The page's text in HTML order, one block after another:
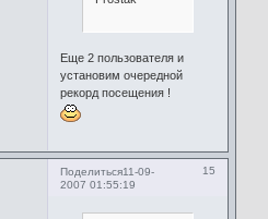
Еще 2 пользователя и
установим очередной
рекорд посещения !
Поделиться 15
11-09-
2007 01:55:19